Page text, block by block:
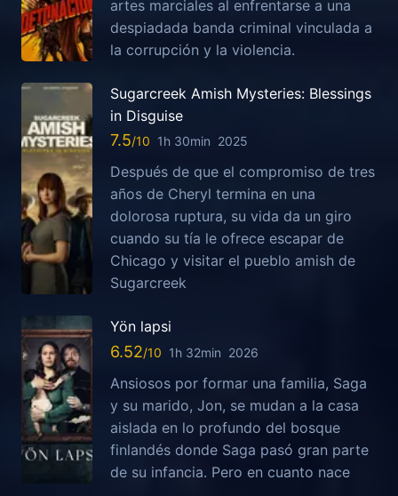
artes marciales al enfrentarse a una
despiadada banda criminal vinculada a
la corrupción y la violencia.
Sugarcreek Amish Mysteries: Blessings
in Disguise
7.5 1h 30min 2025
Después de que el compromiso de tres
años de Cheryl termina en una
dolorosa ruptura, su vida da un giro
cuando su tía le ofrece escapar de
Chicago y visitar el pueblo amish de
Sugarcreek
Yön lapsi
6.52 1h 32min 2026
Ansiosos por formar una familia, Saga
y su marido, Jon, se mudan a la casa
aislada en lo profundo del bosque
finlandés donde Saga pasó gran parte
de su infancia. Pero en cuanto nace